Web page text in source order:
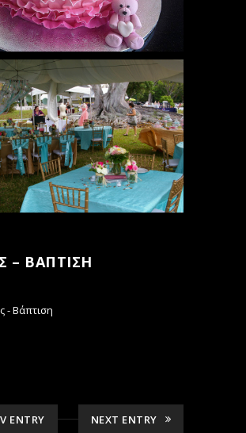
– ΒΆΠΤΙΣΗ
- Βάπτιση
ENTRY NEXT ENTRY